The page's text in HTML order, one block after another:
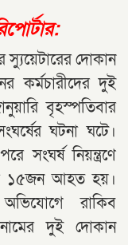
স্যুয়েটারের দোকান
কর্মচারীদের দুই
বৃহস্পতিবার
ঘটনা ঘটে।
সংঘর্ষ নিয়ন্ত্রণে
১৫জন আহত হয়।
রাকিব
দুই দোকান